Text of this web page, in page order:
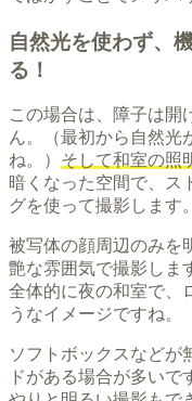
自然光を使わず、
る！
この場合は、障子は開
ん。（最初から自然光
ね。） そして和室の照
暗くなった空間で、ス
グを使って撮影します。
被写体の顔周辺のみを
艶な雰囲気で撮影しま
全体的に夜の和室で、
うなイメージですね。
ソフトボックスなどが
ドがある場合が多い